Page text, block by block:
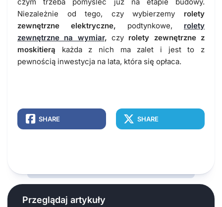
czym trzeba pomyśleć już na etapie budowy.
Niezależnie od tego, czy wybierzemy rolety
zewnętrzne elektryczne, podtynkowe, rolety
zewnętrzne na wymiar, czy rolety zewnętrzne z
moskitierą każda z nich ma zalet i jest to z
pewnością inwestycja na lata, która się opłaca.
SHARE SHARE
Przeglądaj artykuły